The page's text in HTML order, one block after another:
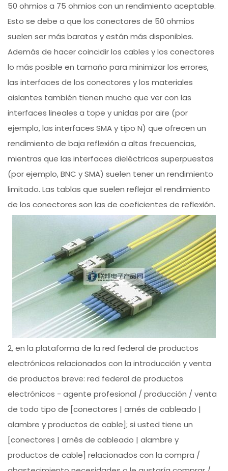
50 ohmios a 75 ohmios con un rendimiento aceptable.
Esto se debe a que los conectores de 50 ohmios
suelen ser más baratos y están más disponibles.
Además de hacer coincidir los cables y los conectores
lo más posible en tamaño para minimizar los errores,
las interfaces de los conectores y los materiales
aislantes también tienen mucho que ver con las
interfaces lineales a tope y unidas por aire (por
ejemplo, las interfaces SMA y tipo N) que ofrecen un
rendimiento de baja reflexión a altas frecuencias,
mientras que las interfaces dieléctricas superpuestas
(por ejemplo, BNC y SMA) suelen tener un rendimiento
limitado. Las tablas que suelen reflejar el rendimiento
de los conectores son las de coeficientes de reflexión.
2, en la plataforma de la red federal de productos
electrónicos relacionados con la introducción y venta
de productos breve: red federal de productos
electrónicos - agente profesional / producción / venta
de todo tipo de [conectores | arnés de cableado |
alambre y productos de cable]; si usted tiene un
[conectores | arnés de cableado | alambre y
productos de cable] relacionados con la compra /